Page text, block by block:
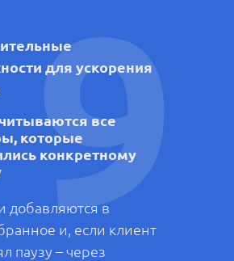
для ускорения
9
все
которые
конкретному
добавляются в
и, если клиент
паузу – через